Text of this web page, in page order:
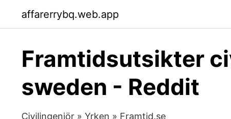
affarerrybq.web.app
Framtidsutsikter
sweden - Reddit
Civilingenjör » Yrken » Framtid.se